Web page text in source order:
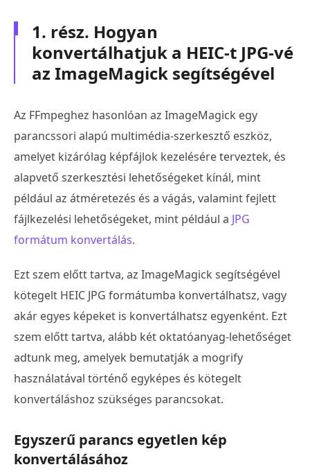
1. rész. Hogyan
konvertálhatjuk a HEIC-t JPG-vé
az ImageMagick segítségével
Az FFmpeghez hasonlóan az ImageMagick egy
parancssori alapú multimédia-szerkesztő eszköz,
amelyet kizárólag képfájlok kezelésére terveztek, és
alapvető szerkesztési lehetőségeket kínál, mint
például az átméretezés és a vágás, valamint fejlett
fájlkezelési lehetőségeket, mint például a JPG
formátum konvertálás.
Ezt szem előtt tartva, az ImageMagick segítségével
kötegelt HEIC JPG formátumba konvertálhatsz, vagy
akár egyes képeket is konvertálhatsz egyenként. Ezt
szem előtt tartva, alább két oktatóanyag-lehetőséget
adtunk meg, amelyek bemutatják a mogrify
használatával történő egyképes és kötegelt
konvertáláshoz szükséges parancsokat.
Egyszerű parancs egyetlen kép
konvertálásához